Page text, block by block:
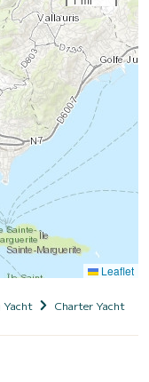
Leaflet
Yacht Charter Yacht mit